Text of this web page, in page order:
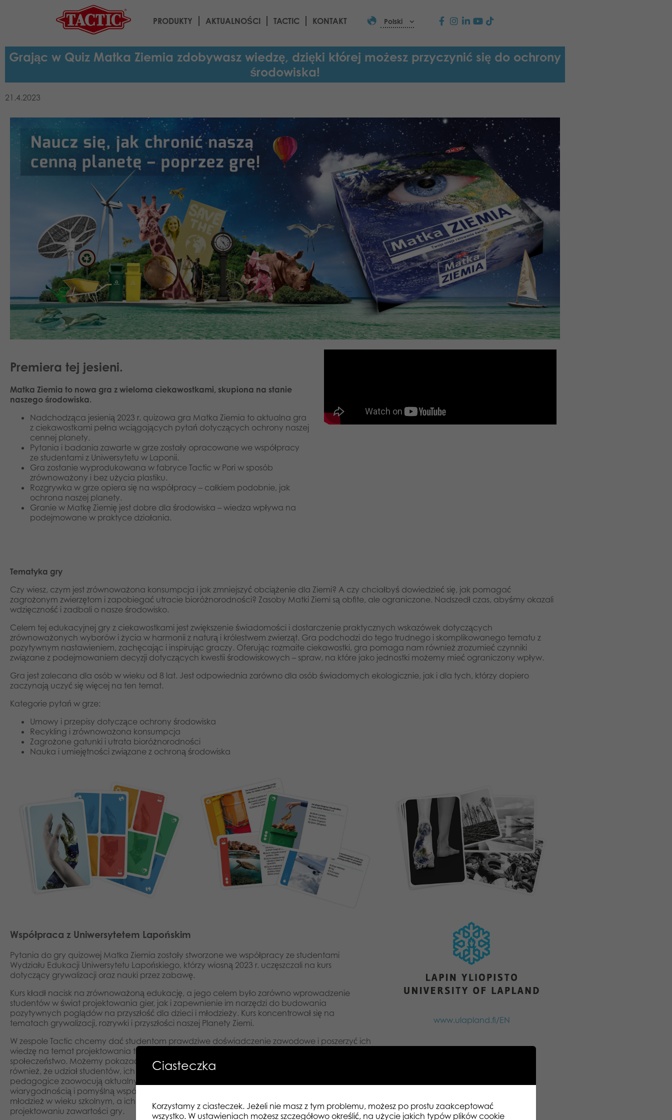
PRODUKTY AKTUALNOŚCI TACTIC KONTAKT Polski
Grając w Quiz Matka Ziemia zdobywasz wiedzę, dzięki której możesz przyczynić się do ochrony
środowiska!
21.4.2023
Premiera tej jesieni.
Matka Ziemia to nowa gra z wieloma ciekawostkami, skupiona na stanie
naszego środowiska.
Nadchodząca jesienią 2023 r. quizowa gra Matka Ziemia to aktualna gra
z ciekawostkami pełna wciągających pytań dotyczących ochrony naszej
cennej planety.
Pytania i badania zawarte w grze zostały opracowane we współpracy
ze studentami z Uniwersytetu w Laponii.
Gra zostanie wyprodukowana w fabryce Tactic w Pori w sposób
zrównoważony i bez użycia plastiku.
Rozgrywka w grze opiera się na współpracy – całkiem podobnie, jak
ochrona naszej planety.
Granie w Matkę Ziemię jest dobre dla środowiska – wiedza wpływa na
podejmowane w praktyce działania.
Tematyka gry
Czy wiesz, czym jest zrównoważona konsumpcja i jak zmniejszyć obciążenie dla Ziemi? A czy chciałbyś dowiedzieć się, jak pomagać
zagrożonym zwierzętom i zapobiegać utracie bioróżnorodności? Zasoby Matki Ziemi są obfite, ale ograniczone. Nadszedł czas, abyśmy okazali
wdzięczność i zadbali o nasze środowisko.
Celem tej edukacyjnej gry z ciekawostkami jest zwiększenie świadomości i dostarczenie praktycznych wskazówek dotyczących
zrównoważonych wyborów i życia w harmonii z naturą i królestwem zwierząt. Gra podchodzi do tego trudnego i skomplikowanego tematu z
pozytywnym nastawieniem, zachęcając i inspirując graczy. Oferując rozmaite ciekawostki, gra pomaga nam również zrozumieć czynniki
związane z podejmowaniem decyzji dotyczących kwestii środowiskowych – spraw, na które jako jednostki możemy mieć ograniczony wpływ.
Gra jest zalecana dla osób w wieku od 8 lat. Jest odpowiednia zarówno dla osób świadomych ekologicznie, jak i dla tych, którzy dopiero
zaczynają uczyć się więcej na ten temat.
Kategorie pytań w grze:
Umowy i przepisy dotyczące ochrony środowiska
Recykling i zrównoważona konsumpcja
Zagrożone gatunki i utrata bioróżnorodności
Nauka i umiejętności związane z ochroną środowiska
Współpraca z Uniwersytetem Lapońskim
Pytania do gry quizowej Matka Ziemia zostały stworzone we współpracy ze studentami
Wydziału Edukacji Uniwersytetu Lapońskiego, którzy wiosną 2023 r. uczęszczali na kurs
dotyczący grywalizacji oraz nauki przez zabawę.
Kurs kładł nacisk na zrównoważoną edukację, a jego celem było zarówno wprowadzenie
studentów w świat projektowania gier, jak i zapewnienie im narzędzi do budowania
pozytywnych poglądów na przyszłość dla dzieci i młodzieży. Kurs koncentrował się na
tematach grywalizacji, rozrywki i przyszłości naszej Planety Ziemi.
W zespole Tactic chcemy dać studentom prawdziwe doświadczenie zawodowe i poszerzyć ich
wiedzę na temat projektowania tradycyjnych gier planszowych i ich potencjalnego wpływu na
społeczeństwo. Możemy pokazać im, jak duży wpływ może mieć ich praca. Szczerze wierzymy
również, że udział studentów, ich świeże poglądy oraz kreatywne pomysły i doświadczenie w
pedagogice zaowocują aktualnymi i angażującymi treściami, a także zwiększoną
wiarygodnością i pomyślną współpracą w grze. Ponadto w projekcie wezmą udział dzieci i
młodzież w wieku szkolnym, a ich przemyślenia na temat przyszłości zostaną wykorzystane przy
projektowaniu zawartości gry.
www.ulapland.fi/EN
Ciasteczka
Korzystamy z ciasteczek. Jeżeli nie masz z tym problemu, możesz po prostu zaakceptować
wszystko. W ustawieniach możesz szczegółowo określić, na użycie jakich typów plików cookie